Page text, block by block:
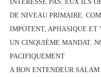
INTERESSE PAS. EUX ILS
DE NIVEAU PRIMAIRE.
IMPOTENT, APHASIQUE ET
UN CINQUIÈME MANDAT.
PACIFIQUEMENT
A BON ENTENDEUR SALAM